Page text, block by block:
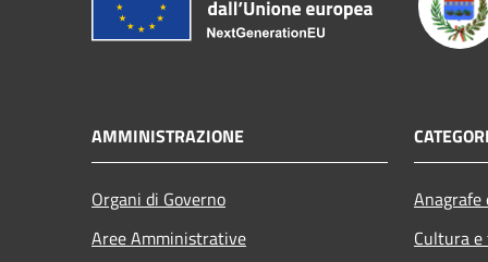
AMMINISTRAZIONE
Organi di Governo
Aree Amministrative
Cultura